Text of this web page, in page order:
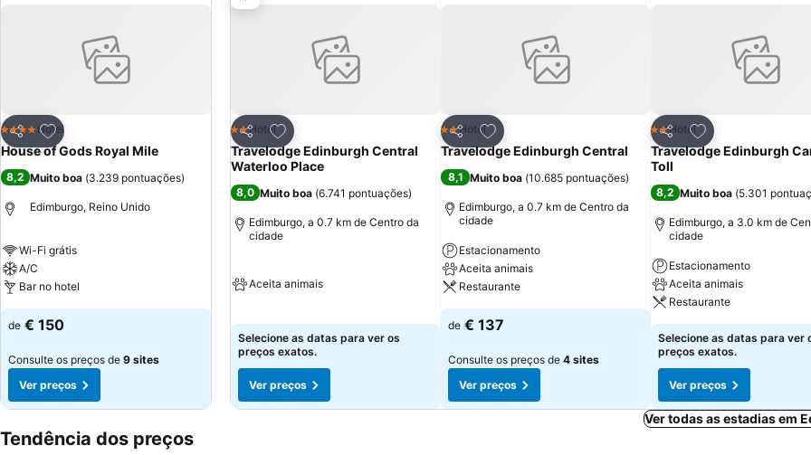
Partilhar
Adicionar aos favoritos
4 EstrelasHotel
House of Gods Royal Mile
8,2 Muito boa (3.239 pontuações)
Edimburgo, Reino Unido
Wi-Fi grátis
A/C
Bar no hotel
de € 150
Consulte os preços de 9 sites
Ver preços
Partilhar
Adicionar aos favoritos
2 Estrelas
Hotel
Travelodge Edinburgh Central
Waterloo Place
8,0 Muito boa (6.741 pontuações)
Edimburgo, a 0.7 km de Centro da
cidade
Aceita animais
Selecione as datas para ver os
preços exatos.
Ver preços
Partilhar
Adicionar aos favoritos
2 Estrelas
Hotel
Travelodge Edinburgh Central
8,1 Muito boa (10.685 pontuações)
Edimburgo, a 0.7 km de Centro da
cidade
Estacionamento
Aceita animais
Restaurante
de € 137
Consulte os preços de 4 sites
Ver preços
Partilhar
Adicionar aos
2 Estrelas
Hotel
Travelodge Edinburgh
Toll
8,2 Muito boa (5.301
Edimburgo, a 3.0 km de
cidade
Estacionamento
Aceita animais
Restaurante
Selecione as datas para ver
preços exatos.
Ver preços
Ver todas as estadias em
Tendência dos preços